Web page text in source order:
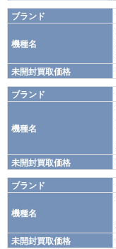
ブランド
機種名
未開封買取価格
ブランド
機種名
未開封買取価格
ブランド
機種名
未開封買取価格